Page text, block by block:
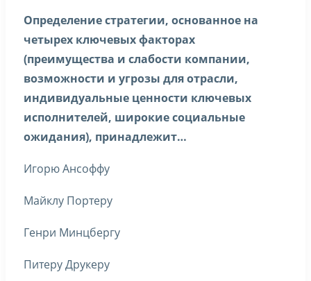
Определение стратегии, основанное на
четырех ключевых факторах
(преимущества и слабости компании,
возможности и угрозы для отрасли,
индивидуальные ценности ключевых
исполнителей, широкие социальные
ожидания), принадлежит…
Игорю Ансоффу
Майклу Портеру
Генри Минцбергу
Питеру Друкеру